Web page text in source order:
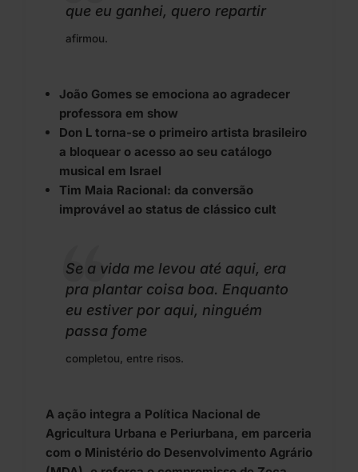
que eu ganhei, quero repartir
afirmou.
João Gomes se emociona ao agradecer
professora em show
Don L torna-se o primeiro artista brasileiro
a bloquear o acesso ao seu catálogo
musical em Israel
Tim Maia Racional: da conversão
improvável ao status de clássico cult
Se a vida me levou até aqui, era
pra plantar coisa boa. Enquanto
eu estiver por aqui, ninguém
passa fome
completou, entre risos.
A ação integra a Política Nacional de
Agricultura Urbana e Periurbana, em parceria
com o Ministério do Desenvolvimento Agrário